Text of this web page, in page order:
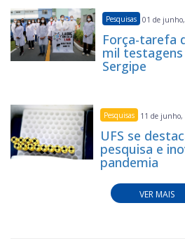
Pesquisas 01 de
Força-tarefa
mil
Sergipe
Pesquisas 11 de junho,
UFS se
pesquisa e
pandemia
VER MAIS